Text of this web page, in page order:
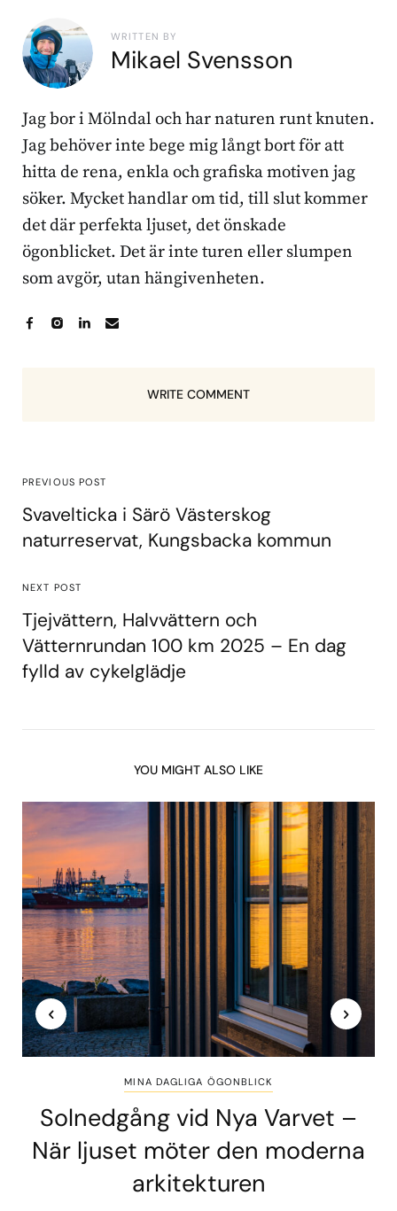
WRITTEN BY
Mikael Svensson
Jag bor i Mölndal och har naturen runt knuten.
Jag behöver inte bege mig långt bort för att
hitta de rena, enkla och grafiska motiven jag
söker. Mycket handlar om tid, till slut kommer
det där perfekta ljuset, det önskade
ögonblicket. Det är inte turen eller slumpen
som avgör, utan hängivenheten.
WRITE COMMENT
PREVIOUS POST
Svavelticka i Särö Västerskog
naturreservat, Kungsbacka kommun
NEXT POST
Tjejvättern, Halvvättern och
Vätternrundan 100 km 2025 – En dag
fylld av cykelglädje
YOU MIGHT ALSO LIKE
MINA DAGLIGA ÖGONBLICK
Solnedgång vid Nya Varvet –
När ljuset möter den moderna
arkitekturen